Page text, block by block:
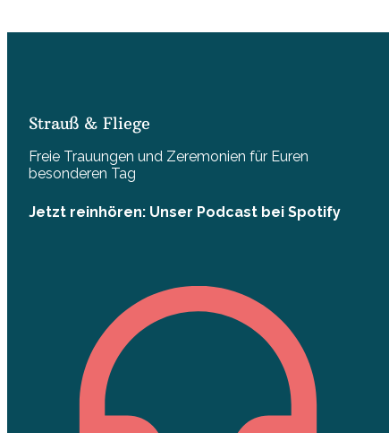
Strauß & Fliege
Freie Trauungen und Zeremonien für Euren
besonderen Tag
Jetzt reinhören: Unser Podcast bei Spotify